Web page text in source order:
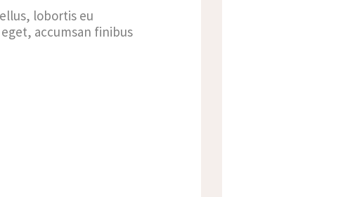
lobortis eu
accumsan finibus